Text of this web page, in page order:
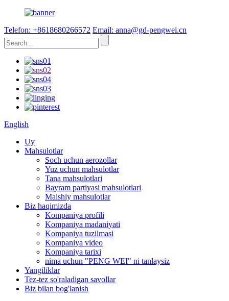
Telefon: +8618680266572 Email: anna@gd-pengwei.cn
English
Uy
Mahsulotlar
Soch uchun aerozollar
Yuz uchun mahsulotlar
Tana mahsulotlari
Bayram partiyasi mahsulotlari
Maishiy mahsulotlar
Biz haqimizda
Kompaniya profili
Kompaniya madaniyati
Kompaniya tuzilmasi
Kompaniya video
Kompaniya tarixi
nima uchun "PENG WEI" ni tanlaysiz
Yangiliklar
Tez-tez so'raladigan savollar
Biz bilan bog'lanish